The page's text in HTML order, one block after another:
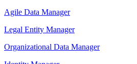
Agile Data Manager
Legal Entity Manager
Organizational Data Manager